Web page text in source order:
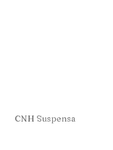
CNH Suspensa